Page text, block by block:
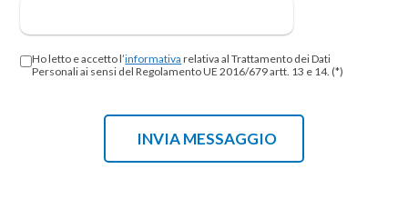
Ho letto e accetto l’informativa relativa al Trattamento dei Dati
Personali ai sensi del Regolamento UE 2016/679 artt. 13 e 14. (*)